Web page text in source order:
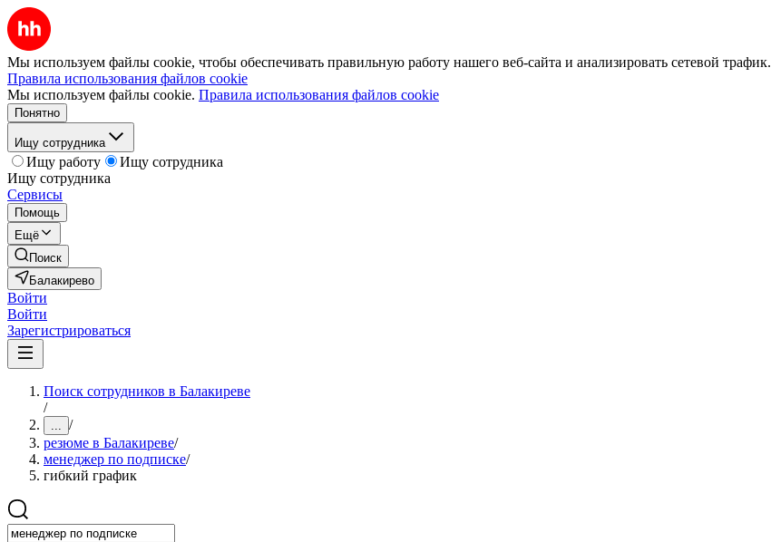
Мы используем файлы cookie, чтобы обеспечивать правильную работу нашего веб-сайта и анализировать сетевой трафик.
Правила использования файлов cookie
Мы используем файлы cookie. Правила использования файлов cookie
Понятно
Ищу сотрудника
Ищу работу
Ищу сотрудника
Ищу сотрудника
Сервисы
Помощь
Ещё
Поиск
Балакирево
Войти
Войти
Зарегистрироваться
Поиск сотрудников в Балакиреве
/
... /
резюме в Балакиреве/
менеджер по подписке/
гибкий график